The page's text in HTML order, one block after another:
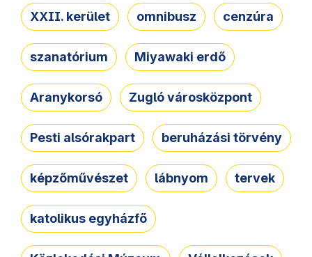
XXII. kerület omnibusz cenzúra
szanatórium Miyawaki erdő
Aranykorsó Zugló városközpont
Pesti alsórakpart beruházási törvény
képzőművészet lábnyom tervek
katolikus egyházfő